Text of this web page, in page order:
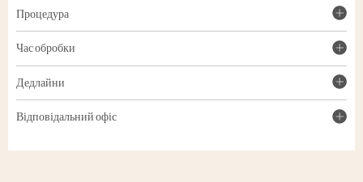
Процедура
Час обробки
Дедлайни
Відповідальний офіс